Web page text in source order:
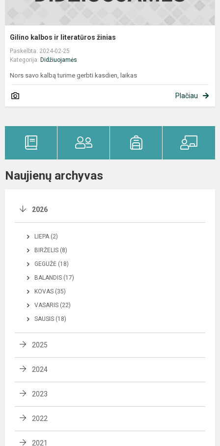
Gilino kalbos ir literatūros žinias
Paskelbta: 2024-02-25
Kategorija: Didžiuojamės
Nors savo kalbą turime gerbti kasdien, laikas
Plačiau
Naujienų archyvas
2026
LIEPA (2)
BIRŽELIS (8)
GEGUŽĖ (18)
BALANDIS (17)
KOVAS (35)
VASARIS (22)
SAUSIS (18)
2025
2024
2023
2022
2021